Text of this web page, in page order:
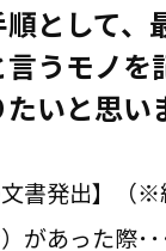
として、
うモノを
いと思い
文書発出】（
があった際･･